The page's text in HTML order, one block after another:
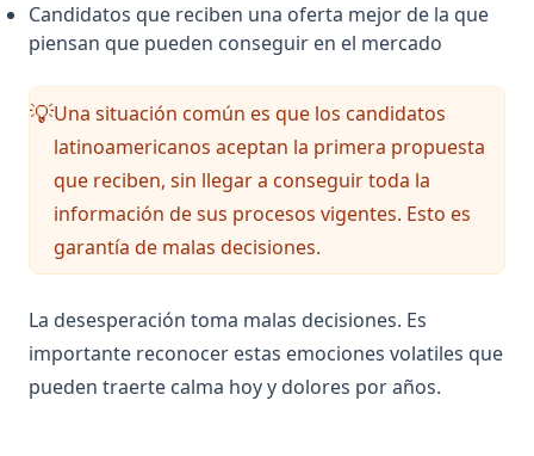
Candidatos que reciben una oferta mejor de la que
piensan que pueden conseguir en el mercado
💡Una situación común es que los candidatos
latinoamericanos aceptan la primera propuesta
que reciben, sin llegar a conseguir toda la
información de sus procesos vigentes. Esto es
garantía de malas decisiones.
La desesperación toma malas decisiones. Es
importante reconocer estas emociones volatiles que
pueden traerte calma hoy y dolores por años.